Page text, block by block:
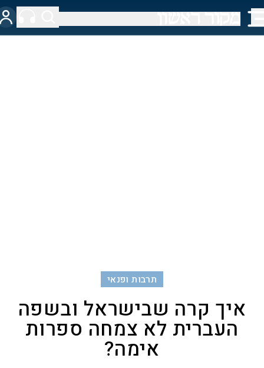
תרבות ופנאי
איך קרה שבישראל ובשפה
העברית לא צמחה ספרות
אימה?